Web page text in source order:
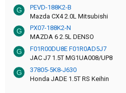
G
PEVD-188K2-B
Mazda CX4 2.0L Mitsubishi
G
PX07-188K2-N
MAZDA 6 2.5L DENSO
G
F01R00DU8E F01R0AD5J7
JAC J7 1.5T MG1UA008/UP8
G
37805-5K8-J630
Honda JADE 1.5T RS Keihin